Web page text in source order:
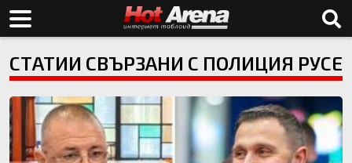
СТАТИИ СВЪРЗАНИ С ПОЛИЦИЯ РУСЕ